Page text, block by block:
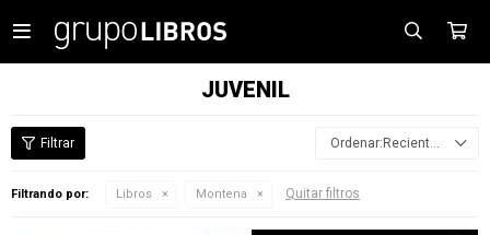

JUVENIL
Recientes
Filtrando por: Libros Montena Quitar filtros